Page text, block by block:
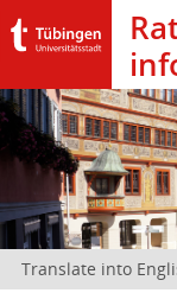
Translate into